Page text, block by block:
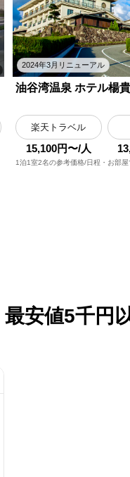
2024年3月リニューアル
油谷湾温泉 ホテル楊
楽天トラベル
15,100円〜/人
1泊1室2名の参考価格/日程・お部
最安値5千円